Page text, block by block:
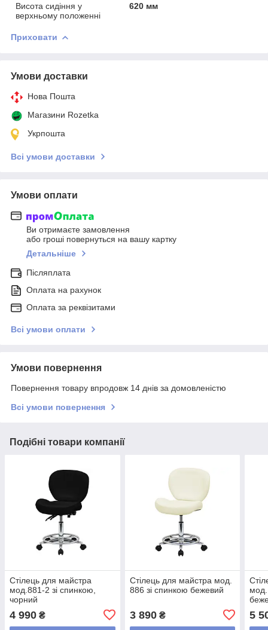
Висота сидіння у
верхньому положенні
620 мм
Приховати
Умови доставки
Нова Пошта
Магазини Rozetka
Укрпошта
Всі умови доставки
Умови оплати
Ви отримаєте замовлення
або гроші повернуться на вашу картку
Детальніше
Післяплата
Оплата на рахунок
Оплата за реквізитами
Всі умови оплати
Умови повернення
Повернення товару впродовж 14 днів за домовленістю
Всі умови повернення
Подібні товари компанії
Стілець для майстра
мод.881-2 зі спинкою,
чорний
4 990 ₴
Стілець для майстра мод.
886 зі спинкою бежевий
3 890₴
мод.
5